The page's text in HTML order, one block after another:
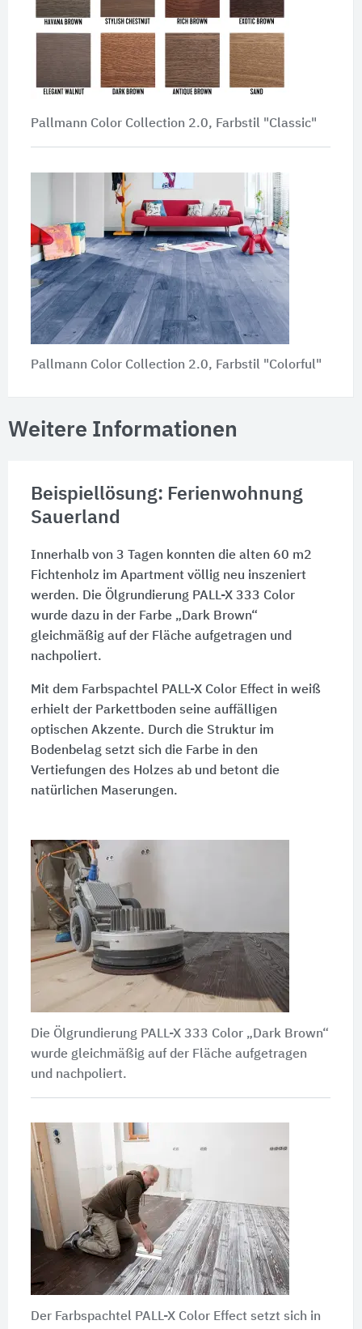
Pallmann Color Collection 2.0, Farbstil "Classic"
Pallmann Color Collection 2.0, Farbstil "Colorful"
Weitere Informationen
Beispiellösung: Ferienwohnung
Sauerland
Innerhalb von 3 Tagen konnten die alten 60 m2
Fichtenholz im Apartment völlig neu inszeniert
werden. Die Ölgrundierung PALL-X 333 Color
wurde dazu in der Farbe „Dark Brown“
gleichmäßig auf der Fläche aufgetragen und
nachpoliert.
Mit dem Farbspachtel PALL-X Color Effect in weiß
erhielt der Parkettboden seine auffälligen
optischen Akzente. Durch die Struktur im
Bodenbelag setzt sich die Farbe in den
Vertiefungen des Holzes ab und betont die
natürlichen Maserungen.
Die Ölgrundierung PALL-X 333 Color „Dark Brown“
wurde gleichmäßig auf der Fläche aufgetragen
und nachpoliert.
Der Farbspachtel PALL-X Color Effect setzt sich in